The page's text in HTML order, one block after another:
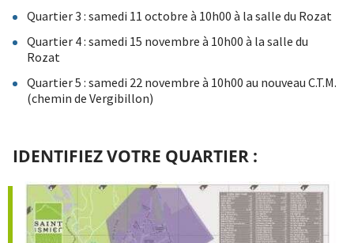
Quartier 3 : samedi 11 octobre à 10h00 à la salle du Rozat
Quartier 4 : samedi 15 novembre à 10h00 à la salle du
Rozat
Quartier 5 : samedi 22 novembre à 10h00 au nouveau C.T.M.
(chemin de Vergibillon)
IDENTIFIEZ VOTRE QUARTIER :